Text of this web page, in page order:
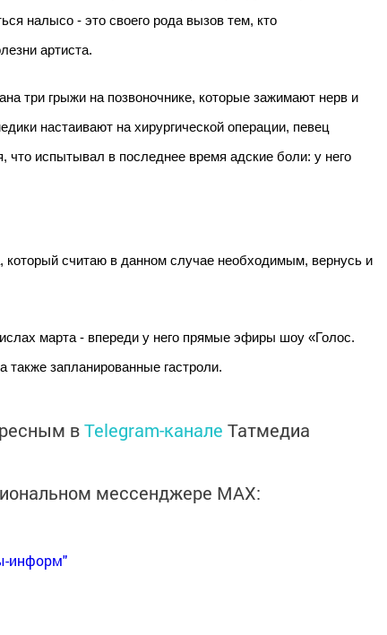
налысо - это своего рода вызов тем, кто
артиста.
три грыжи на позвоночнике, которые зажимают нерв и
настаивают на хирургической операции, певец
что испытывал в последнее время адские боли: у него
считаю в данном случае необходимым, вернусь и
марта - впереди у него прямые эфиры шоу «Голос.
также запланированные гастроли.
вTelegram-канале Татмедиа
мессенджере MАХ:
информ"